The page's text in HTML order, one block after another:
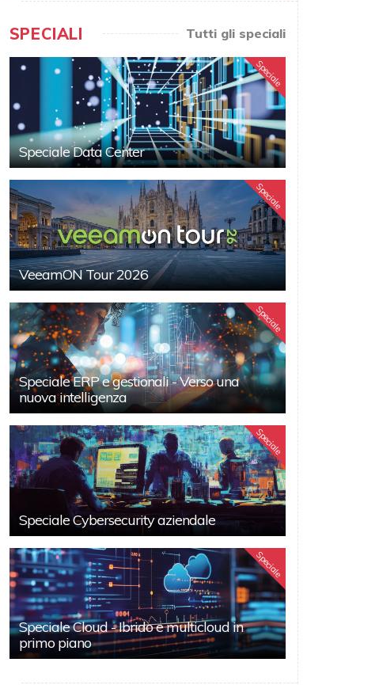
SPECIALI Tutti gli speciali
Speciale
Speciale Data Center
Speciale
VeeamON Tour 2026
Speciale
Speciale ERP e gestionali - Verso una
nuova intelligenza
Speciale
Speciale Cybersecurity aziendale
Speciale
Speciale Cloud - Ibrido e multicloud in
primo piano